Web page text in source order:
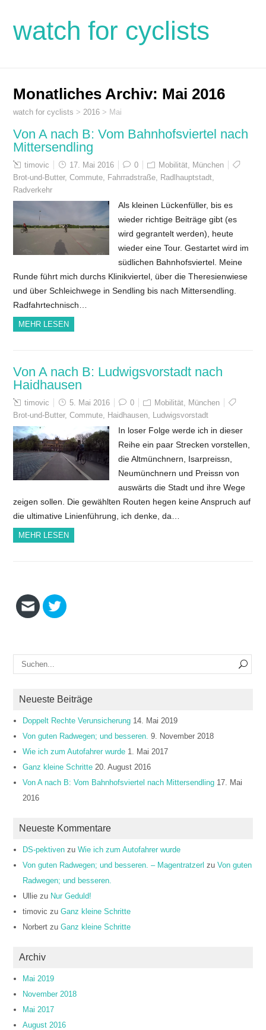
watch for cyclists
Monatliches Archiv: Mai 2016
watch for cyclists >2016 > Mai
Von A nach B: Vom Bahnhofsviertel nach
Mittersendling
timovic 17. Mai 2016 0 Mobilität, München
Brot-und-Butter,Commute, Fahrradstraße, Radlhauptstadt,
Radverkehr
Als kleinen Lückenfüller, bis es
wieder richtige Beiträge gibt (es
wird gegrantelt werden), heute
wieder eine Tour. Gestartet wird im
südlichen Bahnhofsviertel. Meine
Runde führt mich durchs Klinikviertel, über die Theresienwiese
und über Schleichwege in Sendling bis nach Mittersendling.
Radfahrtechnisch…
MEHR LESEN
Von A nach B: Ludwigsvorstadt nach
Haidhausen
timovic 5. Mai 2016 0 Mobilität, München
Brot-und-Butter,Commute, Haidhausen, Ludwigsvorstadt
In loser Folge werde ich in dieser
Reihe ein paar Strecken vorstellen,
die Altmünchnern, Isarpreissn,
Neumünchnern und Preissn von
auswärts die Stadt und ihre Wege
zeigen sollen. Die gewählten Routen hegen keine Anspruch auf
die ultimative Linienführung, ich denke, da…
MEHR LESEN
Neueste Beiträge
Doppelt Rechte Verunsicherung 14. Mai 2019
Von guten Radwegen; und besseren. 9. November 2018
Wie ich zum Autofahrer wurde 1. Mai 2017
Ganz kleine Schritte 20. August 2016
Von A nach B: Vom Bahnhofsviertel nach Mittersendling 17. Mai
2016
Neueste Kommentare
DS-pektiven zuWie ich zum Autofahrer wurde
Von guten Radwegen; und besseren. – Magentratzerl zuVon guten
Radwegen; und besseren.
Ullie zu Nur Geduld!
timovic zuGanz kleine Schritte
Norbert zuGanz kleine Schritte
Archiv
Mai 2019
November 2018
Mai 2017
August 2016